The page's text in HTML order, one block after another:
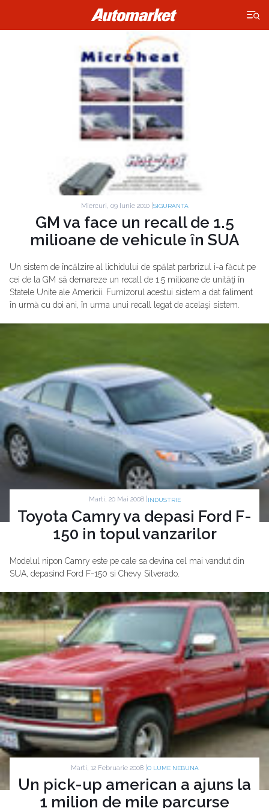
×
Miercuri, 09 Iunie 2010 | SIGURANTA
GM va face un recall de 1.5
milioane de vehicule în SUA
Un sistem de încălzire al lichidului de spălat parbrizul i-a făcut pe
cei de la GM să demareze un recall de 1.5 milioane de unităţi în
Statele Unite ale Americii. Furnizorul acestui sistem a dat faliment
în urmă cu doi ani, în urma unui recall legat de acelaşi sistem.
Marti, 20 Mai 2008 | INDUSTRIE
Toyota Camry va depasi Ford F-
150 in topul vanzarilor
Modelul nipon Camry este pe cale sa devina cel mai vandut din
SUA, depasind Ford F-150 si Chevy Silverado.
Marti, 12 Februarie 2008 | O LUME NEBUNA
Un pick-up american a ajuns la
1 milion de mile parcurse